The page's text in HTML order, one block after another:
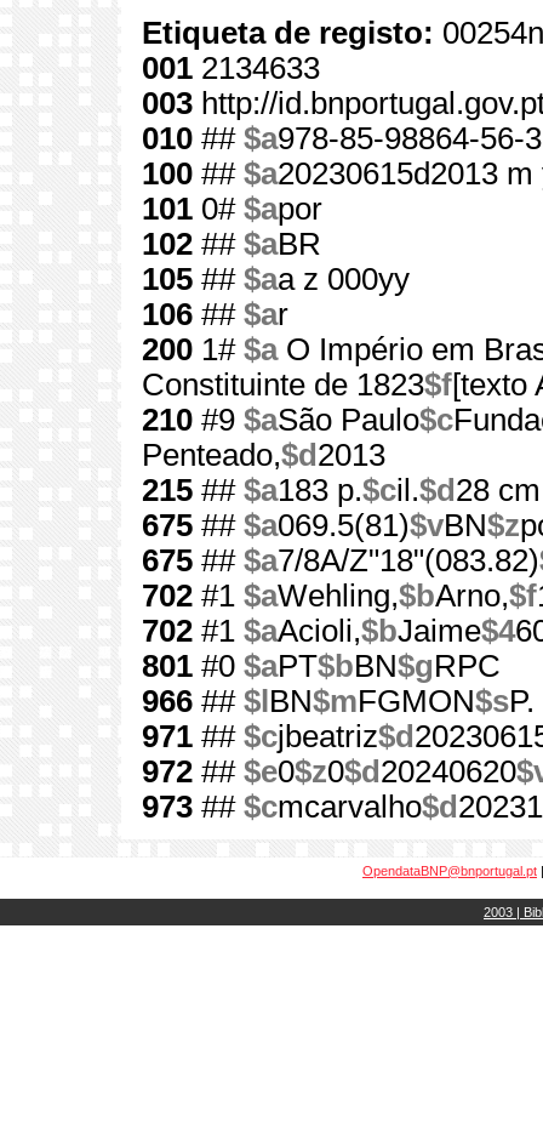
Etiqueta de registo:
001 2134633
003 http://
010 ## $a978-85-98864-56-3
100 ## $a20230615d2013
101 0# $apor
102 ## $aBR
105 ## $aa z 000yy
106 ## $ar
200 1# $aO Império em
Constituinte de 1823$f[texto
210 #9 $aSão Paulo$c
Penteado,$d 2013
215 ## $a183 p.$cil.$d 28 cm
675 ## $a069.5(81)$vBN$z
675 ## $a7/8A/Z"18"(083.82)
702 #1 $aWehling,$bArno,$f
702 #1 $aAcioli,$bJaime$4
801 #0 $aPT$bBN$gRPC
966 ## $l BN$mFGMON$s
971 ## $cjbeatriz$d
972 ## $e0$z0$d 20240620
973 ## $cmcarvalho$d
OpendataBNP@bnportugal.pt
2003 |